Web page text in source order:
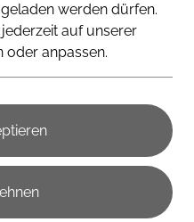
D3
Immun 60
€ 34,90
€ 0,58 / Stück
Preis inkl. MwSt.
werden dürfen.
auf unserer
oder anpassen.